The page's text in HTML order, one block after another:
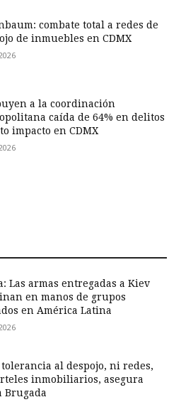
combate total a redes de
de inmuebles en CDMX
a la coordinación
caída de 64% en delitos
impacto en CDMX
Las armas entregadas a Kiev
en manos de grupos
en América Latina
tolerancia al despojo, ni redes,
inmobiliarios, asegura
Brugada